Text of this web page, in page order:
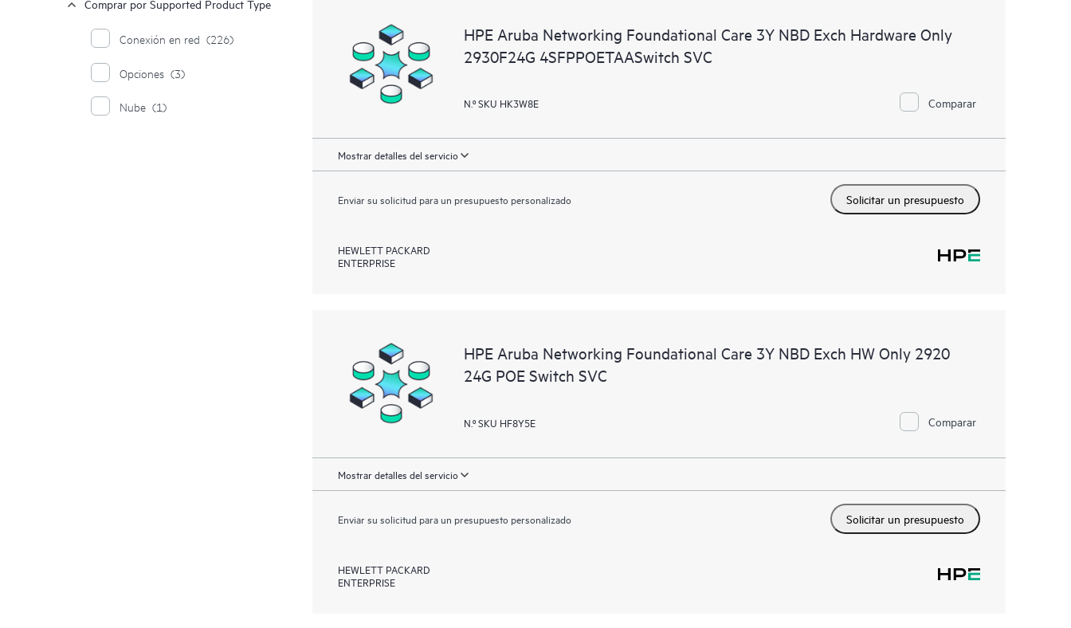
Comprar por Supported Product Type
Conexión en red (226)
Opciones (3)
Nube (1)
HPE Aruba Networking Foundational Care 3Y NBD Exch Hardware Only
2930F24G 4SFPPOETAASwitch SVC
N.º SKU HK3W8E Comparar
Mostrar detalles del servicio
Enviar su solicitud para un presupuesto personalizado Solicitar un presupuesto
HEWLETT PACKARD
ENTERPRISE
HPE Aruba Networking Foundational Care 3Y NBD Exch HW Only 2920
24G POE Switch SVC
N.º SKU HF8Y5E Comparar
Mostrar detalles del servicio
Enviar su solicitud para un presupuesto personalizado Solicitar un presupuesto
HEWLETT PACKARD
ENTERPRISE